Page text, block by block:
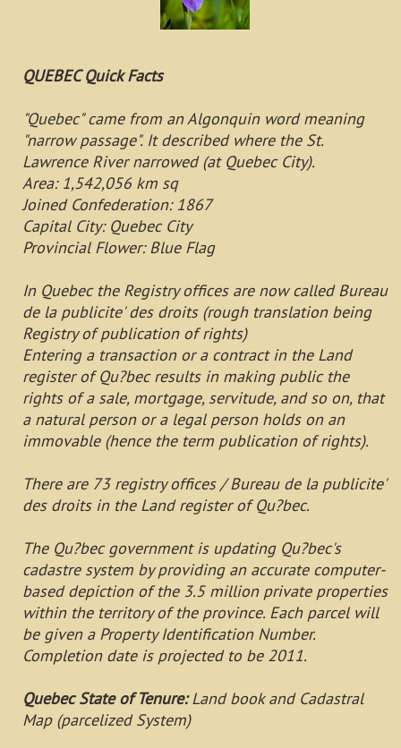
QUEBEC Quick Facts
"Quebec" came from an Algonquin word meaning
"narrow passage". It described where the St.
Lawrence River narrowed (at Quebec City).
Area: 1,542,056 km sq
Joined Confederation: 1867
Capital City: Quebec City
Provincial Flower: Blue Flag
In Quebec the Registry offices are now called Bureau
de la publicite' des droits (rough translation being
Registry of publication of rights)
Entering a transaction or a contract in the Land
register of Qu?bec results in making public the
rights of a sale, mortgage, servitude, and so on, that
a natural person or a legal person holds on an
immovable (hence the term publication of rights).
There are 73 registry offices / Bureau de la publicite'
des droits in the Land register of Qu?bec.
The Qu?bec government is updating Qu?bec's
cadastre system by providing an accurate computer-
based depiction of the 3.5 million private properties
within the territory of the province. Each parcel will
be given a Property Identification Number.
Completion date is projected to be 2011.
Quebec State of Tenure:Land book and Cadastral
Map (parcelized System)